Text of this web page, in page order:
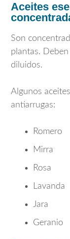
Aceites
Son
plantas.
diluidos.
Algunos
antiarrugas:
Romero
Mirra
Rosa
Lavanda
Jara
Geranio